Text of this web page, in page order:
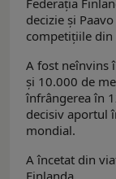
decizie și
competițiile din
A fost neînvins
şi 10.000 de
înfrângerea în
decisiv aportul
mondial.
A încetat din
Finlanda.